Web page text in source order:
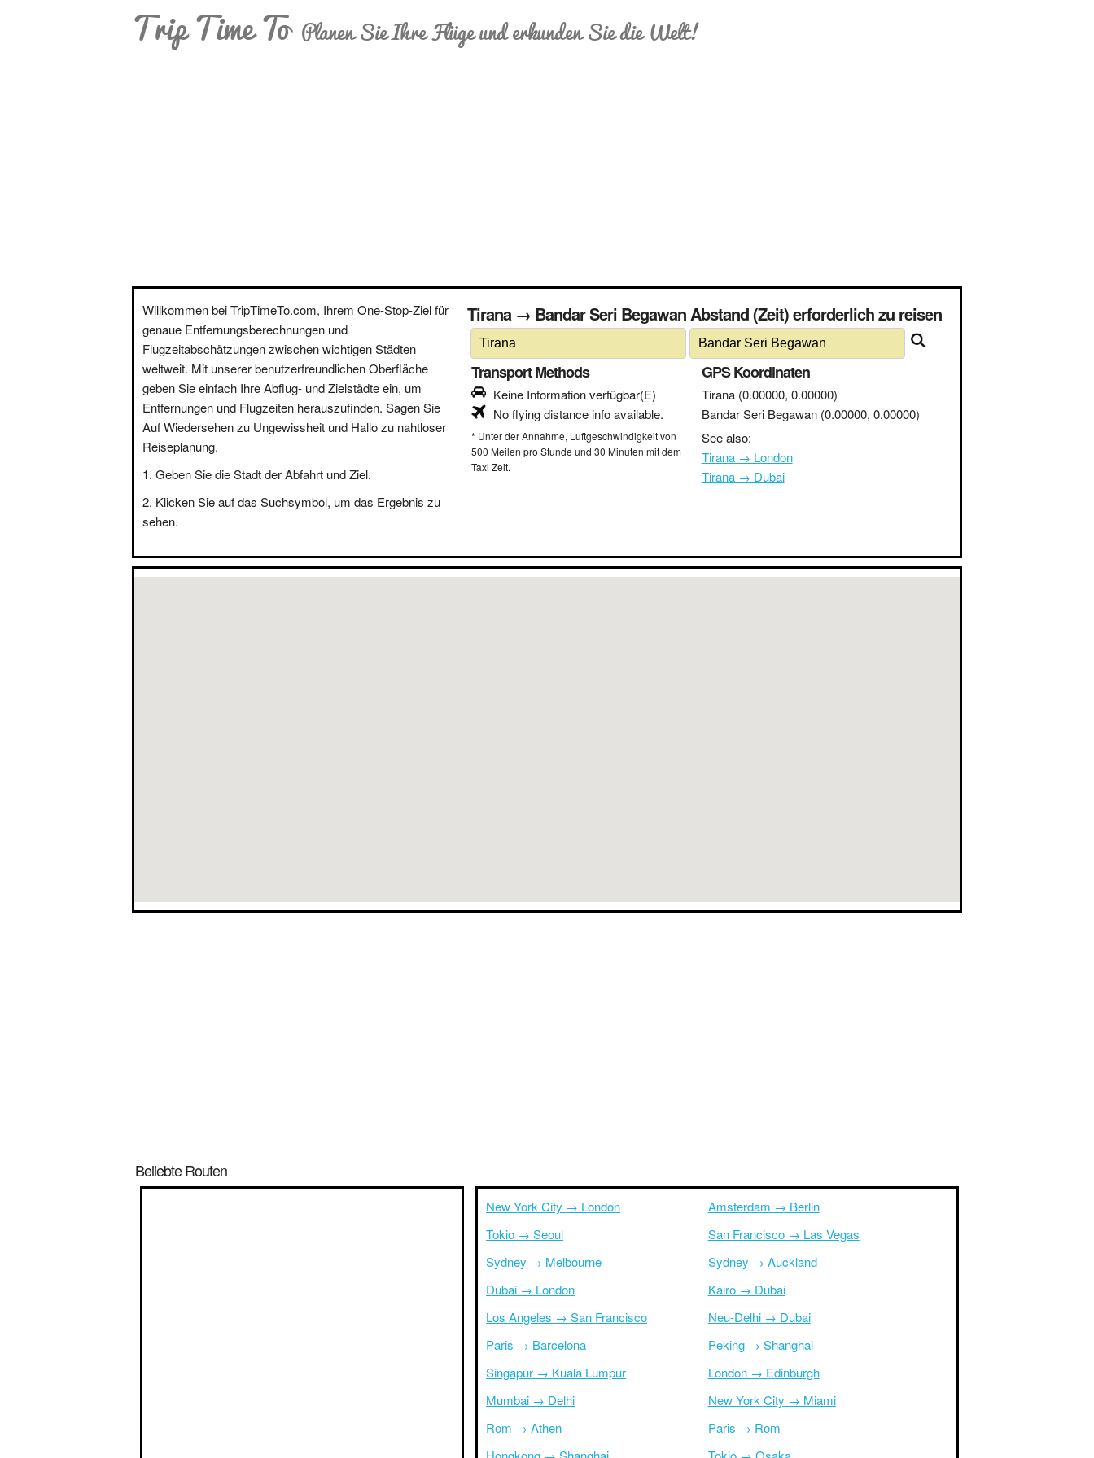
Trip Time To Planen Sie Ihre Flüge und erkunden Sie die Welt!
Willkommen bei TripTimeTo.com, Ihrem One-Stop-Ziel für
genaue Entfernungsberechnungen und
Flugzeitabschätzungen zwischen wichtigen Städten
weltweit. Mit unserer benutzerfreundlichen Oberfläche
geben Sie einfach Ihre Abflug- und Zielstädte ein, um
Entfernungen und Flugzeiten herauszufinden. Sagen Sie
Auf Wiedersehen zu Ungewissheit und Hallo zu nahtloser
Reiseplanung.
Geben Sie die Stadt der Abfahrt und Ziel.
Klicken Sie auf das Suchsymbol, um das Ergebnis zu
sehen.
Tirana → Bandar Seri Begawan Abstand (Zeit) erforderlich zu reisen
Transport Methods
Keine Information verfügbar(E)
No flying distance info available.
* Unter der Annahme, Luftgeschwindigkeit von
500 Meilen pro Stunde und 30 Minuten mit dem
Taxi Zeit.
GPS Koordinaten
Tirana (0.00000, 0.00000)
Bandar Seri Begawan (0.00000, 0.00000)
See also:
Tirana → London
Tirana → Dubai
Beliebte Routen
New York City → London
Tokio → Seoul
Sydney → Melbourne
Dubai → London
Los Angeles → San Francisco
Paris → Barcelona
Singapur → Kuala Lumpur
Mumbai → Delhi
Rom → Athen
Amsterdam → Berlin
San Francisco → Las Vegas
Sydney → Auckland
Kairo → Dubai
Neu-Delhi → Dubai
Peking → Shanghai
London → Edinburgh
New York City → Miami
Paris → Rom